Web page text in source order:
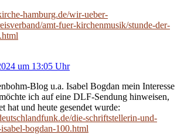
hamburg.de/wir-ueber-
amt-fuer-kirchenmusik/stunde-der-
um 13:05 Uhr
Blog u.a. Isabel Bogdan mein Interesse
ich auf eine DLF-Sendung hinweisen,
hat und heute gesendet wurde:
die-schriftstellerin-und-
bogdan-100.html